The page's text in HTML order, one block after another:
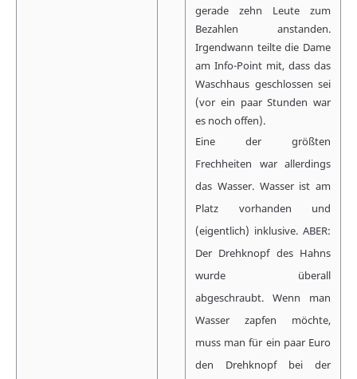
gerade zehn Leute zum
Bezahlen anstanden.
Irgendwann teilte die Dame
am Info-Point mit, dass das
Waschhaus geschlossen sei
(vor ein paar Stunden war
es noch offen).
Eine der größten
Frechheiten war allerdings
das Wasser. Wasser ist am
Platz vorhanden und
(eigentlich) inklusive. ABER:
Der Drehknopf des Hahns
wurde überall
abgeschraubt. Wenn man
Wasser zapfen möchte,
muss man für ein paar Euro
den Drehknopf bei der